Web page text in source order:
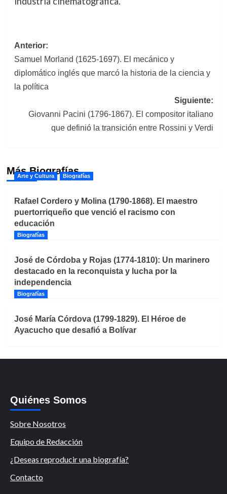
Navegación
de
entradas
Anterior:
Samuel Morland (1625-1697). El mecánico y
diplomático inglés que marcó la historia de la ciencia y
la política
Siguiente:
Giovanni Pacini (1796-1867). El compositor italiano
que definió la transición entre Rossini y Verdi
Más Biografías
Arte y Cultura Biografías
Rafael Cordero y Molina (1790-1868). El maestro
puertorriqueño que venció el racismo con
educación
Biografías
José de Córdoba y Rojas (1774-1810): Un marinero
destacado en la reconquista y lucha por la
independencia
Biografías
José María Córdova (1799-1829). El Héroe de
Ayacucho que desafió a Bolívar
Quiénes Somos
Sobre Nosotros
Equipo de Redacción
¿Deseas reproducir una biografía?
Contacto